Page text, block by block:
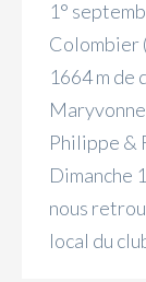
1°
Colombier
1664 m de
Philippe &
Dimanche
nous
local du